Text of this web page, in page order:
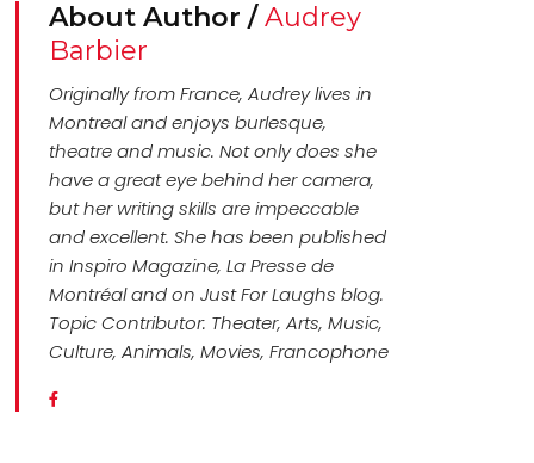
About Author /Audrey
Barbier
Originally from France, Audrey lives in
Montreal and enjoys burlesque,
theatre and music. Not only does she
have a great eye behind her camera,
but her writing skills are impeccable
and excellent. She has been published
in Inspiro Magazine, La Presse de
Montréal and on Just For Laughs blog.
Topic Contributor: Theater, Arts, Music,
Culture, Animals, Movies, Francophone